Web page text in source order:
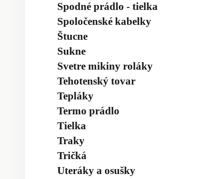
Spodné prádlo - tielka
Spoločenské kabelky
Štucne
Sukne
Svetre mikiny roláky
Tehotenský tovar
Tepláky
Termo prádlo
Tielka
Traky
Tričká
Uteráky a osušky